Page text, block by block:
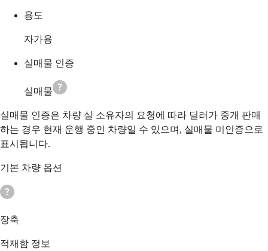
용도
자가용
실매물 인증
실매물
실매물 인증은 차량 실 소유자의 요청에 따라 딜러가 중개 판매
하는 경우 현재 운행 중인 차량일 수 있으며, 실매물 미인증으로
표시됩니다.
기본 차량 옵션
장축
적재함 정보